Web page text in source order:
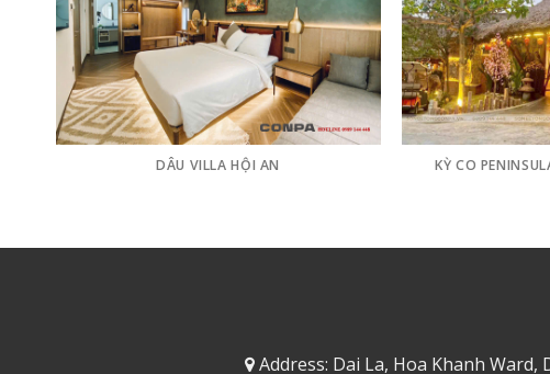
DÂU VILLA HỘI AN KỲ CO
Address: Dai La, Hoa Khanh Ward,